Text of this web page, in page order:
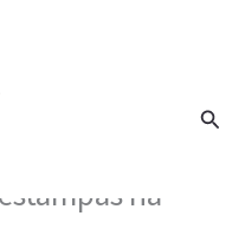
na